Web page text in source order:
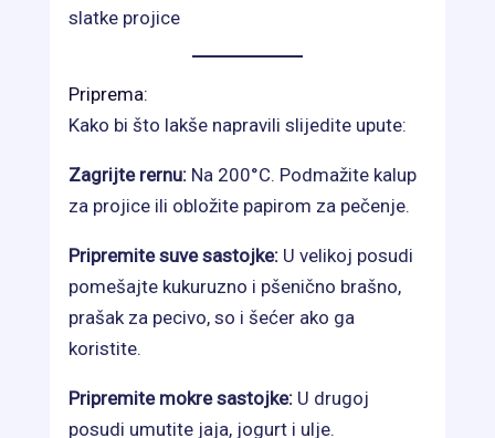
slatke projice
Priprema:
Kako bi što lakše napravili slijedite upute:
Zagrijte rernu: Na 200°C. Podmažite kalup
za projice ili obložite papirom za pečenje.
Pripremite suve sastojke: U velikoj posudi
pomešajte kukuruzno i pšenično brašno,
prašak za pecivo, so i šećer ako ga
koristite.
Pripremite mokre sastojke: U drugoj
posudi umutite jaja, jogurt i ulje.